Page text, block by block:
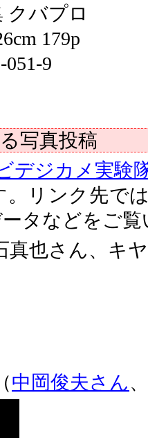
クバプロ
179p
051-9
写真投稿
デジカメ実験
。リンク先で
タなどをご
真也さん、キ
中岡俊夫さん